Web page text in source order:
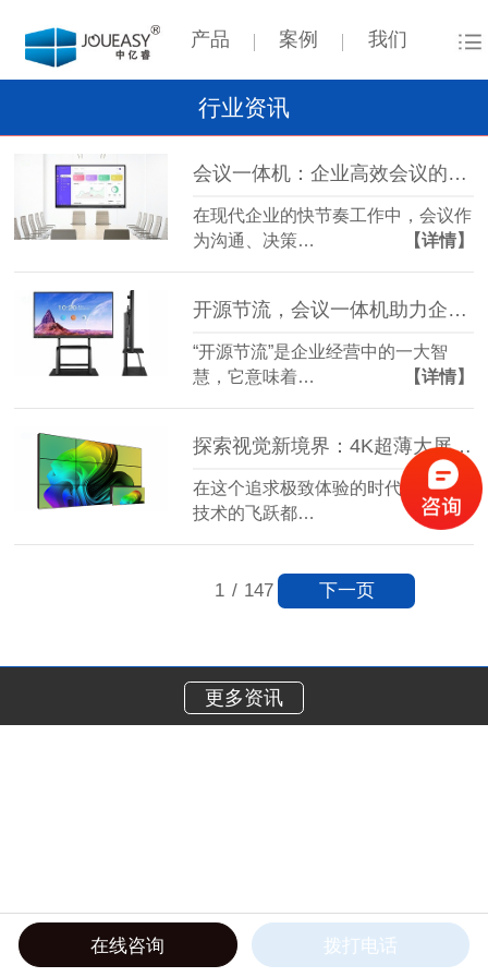
产品 案例 我们
行业资讯
会议一体机：企业高效会议的得力助手
在现代企业的快节奏工作中，会议作
为沟通、决策…
【详情】
开源节流，会议一体机助力企业智慧升级！
“开源节流”是企业经营中的一大智
慧，它意味着…
【详情】
探索视觉新境界：4K超薄大屏拼接屏，重塑你的视界体验！
在这个追求极致体验的时代，每一次
技术的飞跃都…
【详情】
1 / 147 下一页
更多资讯
在线电话 产品中心 工程案例 关于我们
在线咨询 拨打电话